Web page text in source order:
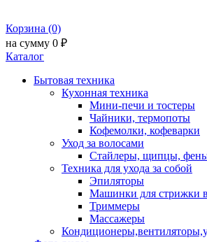
Корзина (0)
на сумму 0 ₽
Каталог
Бытовая техника
Кухонная техника
Мини-печи и тостеры
Чайники, термопоты
Кофемолки, кофеварки
Уход за волосами
Стайлеры, щипцы,
Техника для ухода за собой
Эпиляторы
Машинки для стрижки
Триммеры
Массажеры